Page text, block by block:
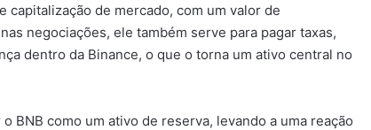
capitalização de mercado, com um valor de
negociações, ele também serve para pagar taxas,
dentro da Binance, o que o torna um ativo central no
BNB como um ativo de reserva, levando a uma reação